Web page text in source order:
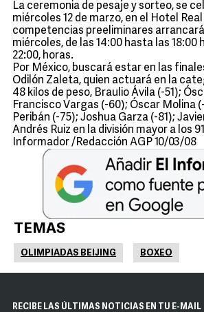
La ceremonia de pesaje y sorteo, se
miércoles 12 de marzo, en el Hotel
competencias preeliminares
miércoles, de las 14:00 hasta las 18:00
22:00, horas.
Por México, buscará estar en las
Odilón Zaleta, quien actuará en la
48 kilos de peso, Braulio Ávila (-51);
Francisco Vargas (-60); Óscar Molina
Peribán (-75); Joshua Garza (-81);
Andrés Ruiz en la división mayor a los
Informador /Redacción AGP 10/03/08
TEMAS
OLIMPIADAS BEIJING BOXEO
RECIBE LAS ÚLTIMAS NOTICIAS EN TU E-MAIL